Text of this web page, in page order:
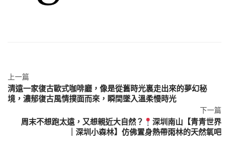
上一篇
清遠一家復古歐式咖啡廳，像是從舊時光裏走出來的夢幻秘
境，濃郁復古風情撲面而來，瞬間墜入溫柔慢時光
下一篇
周末不想跑太遠，又想親近大自然？
深圳南山【青青世界
｜深圳小森林】仿佛置身熱帶雨林的天然氧吧